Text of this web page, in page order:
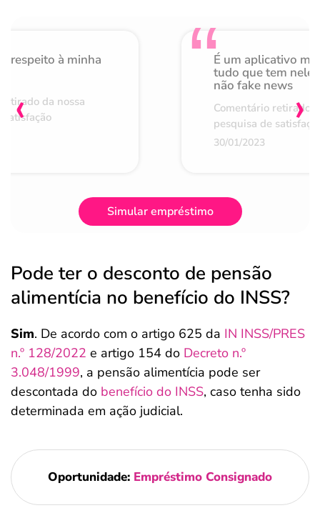
respeito à minha
da nossa
É um aplicativo
tudo que tem nele
não fake news
Comentário retirado
pesquisa de
30/01/2023
‹ ›
Simular empréstimo
Pode ter o desconto de pensão
alimentícia no benefício do INSS?
Sim. De acordo com o artigo 625 da IN INSS/PRES
n.º 128/2022 e artigo 154 do Decreto n.º
3.048/1999, a pensão alimentícia pode ser
descontada do benefício do INSS, caso tenha sido
determinada em ação judicial.
Oportunidade: Empréstimo Consignado